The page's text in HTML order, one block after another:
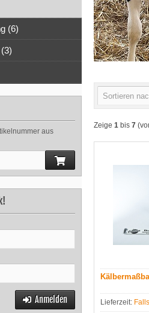
Sortieren
Zeige 1 bis 7
Lieferzeit:
(6)
aus
Anmelden